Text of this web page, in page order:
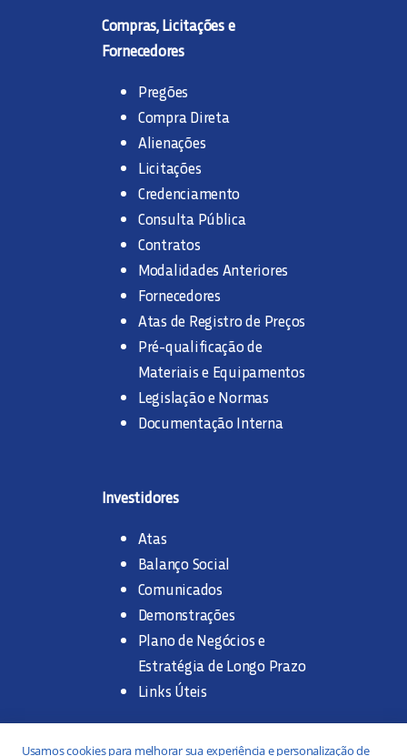
Compras, Licitações e
Fornecedores
Pregões
Compra Direta
Alienações
Licitações
Credenciamento
Consulta Pública
Contratos
Modalidades Anteriores
Fornecedores
Atas de Registro de Preços
Pré-qualificação de
Materiais e Equipamentos
Legislação e Normas
Documentação Interna
Investidores
Atas
Balanço Social
Comunicados
Demonstrações
Plano de Negócios e
Estratégia de Longo Prazo
Links Úteis
Trabalhe na SANASA
Usamos cookies para melhorar sua experiência e personalização de